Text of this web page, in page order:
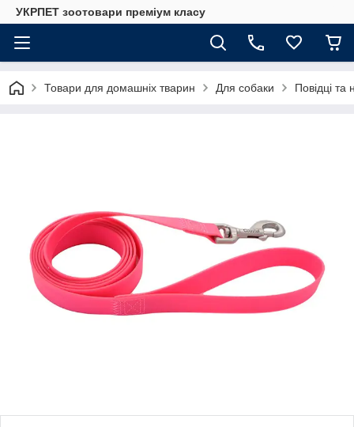
УКРПЕТ зоотовари преміум класу
Товари для домашніх тварин Для собаки Повідці